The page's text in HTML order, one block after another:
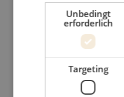
Unbedingt
erforderlich
Targeting